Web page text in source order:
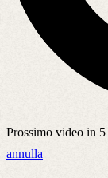
Prossimo video in 5
annulla